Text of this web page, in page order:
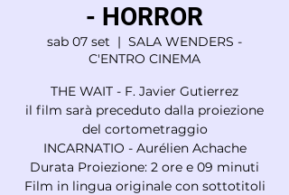
- HORROR
sab 07 set
  |
SALA WENDERS -
C'ENTRO CINEMA
THE WAIT - F. Javier Gutierrez
il film sarà preceduto dalla proiezione
del cortometraggio
INCARNATIO - Aurélien Achache
Durata Proiezione: 2 ore e 09 minuti
Film in lingua originale con sottotitoli